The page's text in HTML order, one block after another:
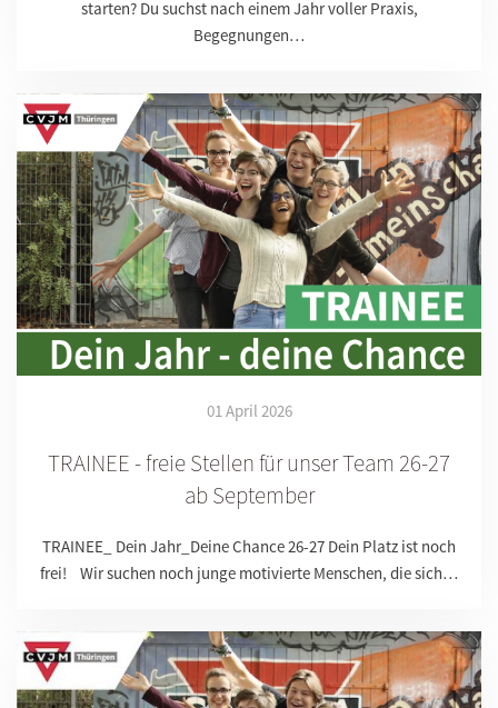
starten? Du suchst nach einem Jahr voller Praxis,
Begegnungen…
01 April 2026
TRAINEE - freie Stellen für unser Team 26-27
ab September
TRAINEE_ Dein Jahr_Deine Chance 26-27 Dein Platz ist noch
frei! Wir suchen noch junge motivierte Menschen, die sich…